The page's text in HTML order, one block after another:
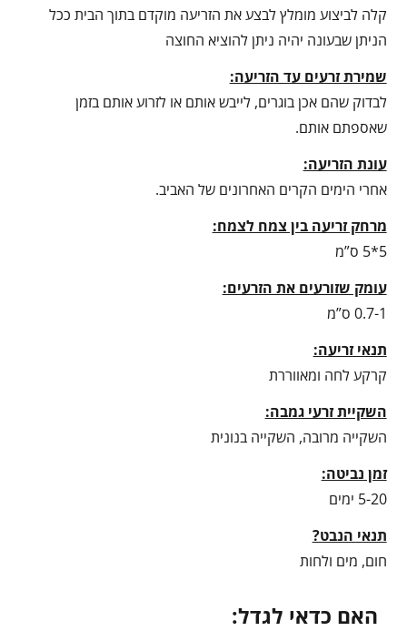
קלה לביצוע מומלץ לבצע את הזריעה מוקדם בתוך הבית ככל
הניתן שבעונה יהיה ניתן להוציא החוצה
שמירת זרעים עד הזריעה:
לבדוק שהם אכן בוגרים, לייבש אותם או לזרוע אותם בזמן
שאספתם אותם.
עונת הזריעה:
אחרי הימים הקרים האחרונים של האביב.
מרחק זריעה בין צמח לצמח:
5*5 ס”מ
עומק שזורעים את הזרעים:
0.7-1 ס”מ
תנאי זריעה:
קרקע לחה ומאווררת
השקיית זרעי גמבה:
השקייה מרובה, השקייה בנונית
זמן נביטה:
5-20 ימים
תנאי הנבט?
חום, מים ולחות
האם כדאי לגדל: